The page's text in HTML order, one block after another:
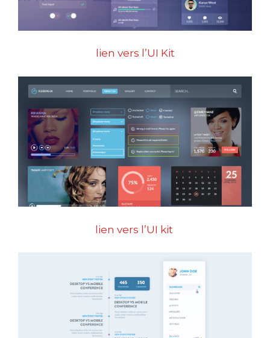
lien vers l’UI Kit
lien vers l’UI kit